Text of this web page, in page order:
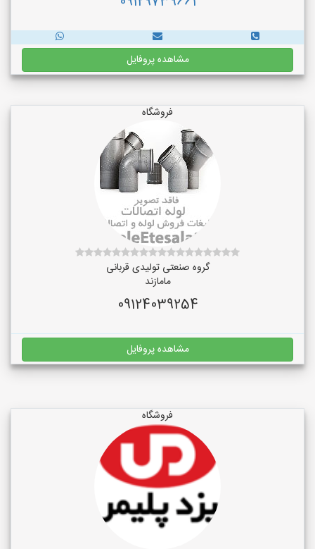
مشاهده پروفایل
فروشگاه
گروه صنعتی تولیدی قربانی
مامازند
09124039254
مشاهده پروفایل
فروشگاه